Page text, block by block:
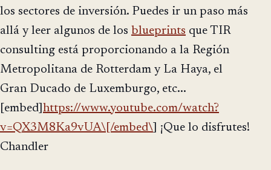
los sectores de inversión. Puedes ir un paso más
allá y leer algunos de los blueprints que TIR
consulting está proporcionando a la Región
Metropolitana de Rotterdam y La Haya, el
Gran Ducado de Luxemburgo, etc...
[embed] https://www.youtube.com/watch?
v=QX3M8Ka9vUA\[/embed\ ] ¡Que lo disfrutes!
Chandler